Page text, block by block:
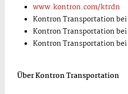
www.kontron.com/ktrdn
Kontron Transportation bei
Kontron Transportation bei
Kontron Transportation bei
Über Kontron Transportation